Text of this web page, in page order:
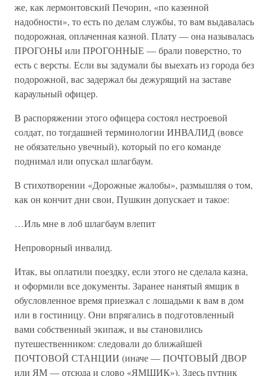
же, как лермонтовский Печорин, «по казенной
надобности», то есть по делам службы, то вам выдавалась
подорожная, оплаченная казной. Плату — она называлась
ПРОГОНЫ или ПРОГОННЫЕ — брали поверстно, то
есть с версты. Если вы задумали бы выехать из города без
подорожной, вас задержал бы дежурящий на заставе
караульный офицер.
В распоряжении этого офицера состоял нестроевой
солдат, по тогдашней терминологии ИНВАЛИД (вовсе
не обязательно увечный), который по его команде
поднимал или опускал шлагбаум.
В стихотворении «Дорожные жалобы», размышляя о том,
как он кончит дни свои, Пушкин допускает и такое:
…Иль мне в лоб шлагбаум влепит
Непроворный инвалид.
Итак, вы оплатили поездку, если этого не сделала казна,
и оформили все документы. Заранее нанятый ямщик в
обусловленное время приезжал с лошадьми к вам в дом
или в гостиницу. Они впрягались в подготовленный
вами собственный экипаж, и вы становились
путешественником: следовали до ближайшей
ПОЧТОВОЙ СТАНЦИИ (иначе — ПОЧТОВЫЙ ДВОР
или ЯМ — отсюда и слово «ЯМЩИК»). Здесь путник